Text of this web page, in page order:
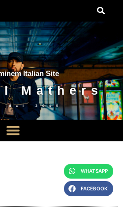
Italian Site
Mathers
dal 2010
WHATSAPP
FACEBOOK